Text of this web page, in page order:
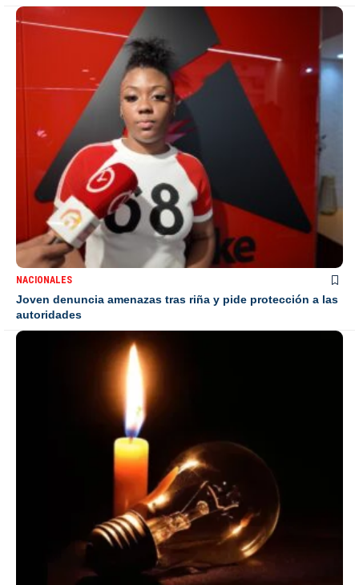
NACIONALES
Joven denuncia amenazas tras riña y pide protección a las
autoridades